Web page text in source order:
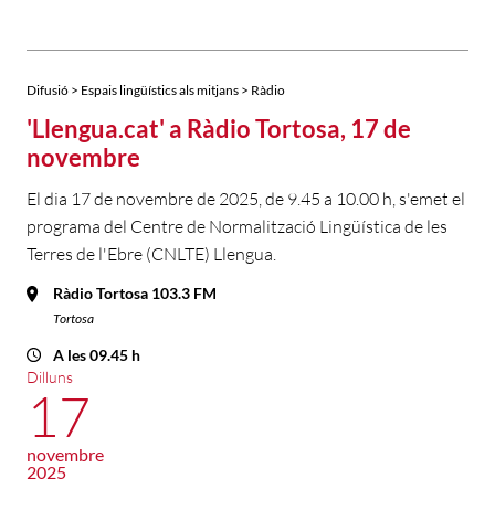
Difusió > Espais lingüístics als mitjans > Ràdio
'Llengua.cat' a Ràdio Tortosa, 17 de
novembre
El dia 17 de novembre de 2025, de 9.45 a 10.00 h, s'emet el
programa del Centre de Normalització Lingüística de les
Terres de l'Ebre (CNLTE) Llengua.
Ràdio Tortosa 103.3 FM
Tortosa
A les 09.45 h
Dilluns
17
novembre
2025